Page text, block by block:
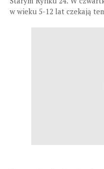
w wieku 5-12 lat czekają